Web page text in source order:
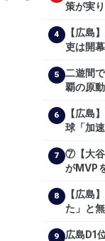
策が実
4
【広島
吏は開
5
二遊間
覇の原
6
【広島
球「加
7
⑦【大
がMVP
【
彦】【
8
【広島
た」と
9
広島D1